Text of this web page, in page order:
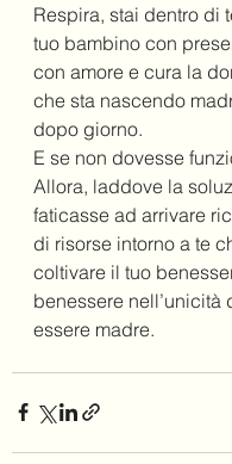
Respira, stai dentro di
tuo bambino con
con amore e cura la
che sta nascendo
dopo giorno.
E se non dovesse
Allora, laddove la
faticasse ad arrivare
di risorse intorno a te
coltivare il tuo
benessere nell’unicità
essere madre.